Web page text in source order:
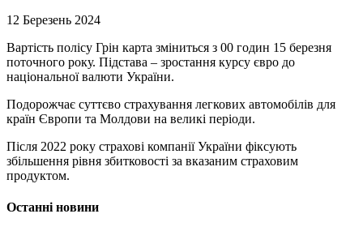
12 Березень 2024
Вартість полісу Грін карта зміниться з 00 годин 15 березня
поточного року. Підстава – зростання курсу євро до
національної валюти України.
Подорожчає суттєво страхування легкових автомобілів для
країн Європи та Молдови на великі періоди.
Після 2022 року страхові компанії України фіксують
збільшення рівня збитковості за вказаним страховим
продуктом.
Останні новини